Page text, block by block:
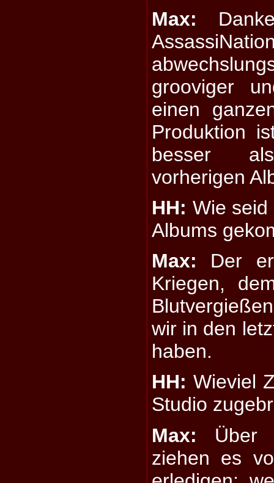
Max:
grooviger
einen
Produktion
besser
vorherigen
HH: Wie
Albums
Max: Der
Kriegen,
wir in den
haben.
HH: Wieviel
Studio
Max: Über
ziehen es